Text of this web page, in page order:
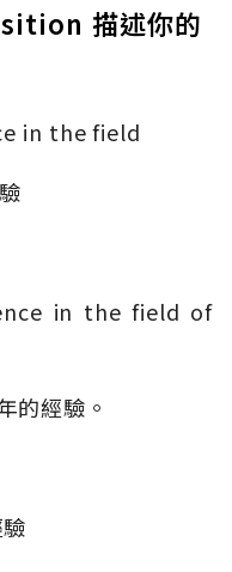
描述你的
in the field
in the field of
的經驗。